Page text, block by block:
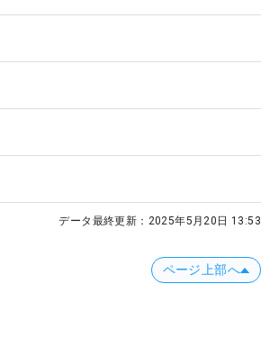
データ最終更新： 2025年5月20日 13:53
ページ上部へ